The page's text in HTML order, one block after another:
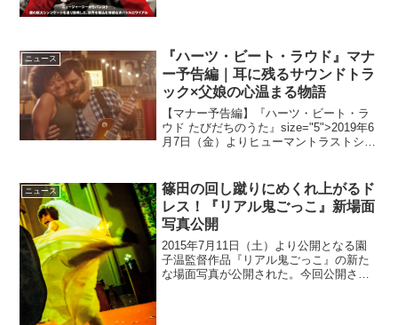
ニュース
『ハーツ・ビート・ラウド』マナ
ー予告編｜耳に残るサウンドトラ
ック×父娘の心温まる物語
【マナー予告編】『ハーツ・ビート・ラ
ウド たびだちのうた』size="5">2019年6
月7日（金）よりヒューマントラストシネ
ビート・ラウド たびだちのうた』のマ
ナ...
ニュース
篠田の回し蹴りにめくれ上がるド
レス！『リアル鬼ごっこ』新場面
写真公開
2015年7月11日（土）より公開となる園
子温監督作品『リアル鬼ごっこ』の新た
な場面写真が公開された。今回公開され